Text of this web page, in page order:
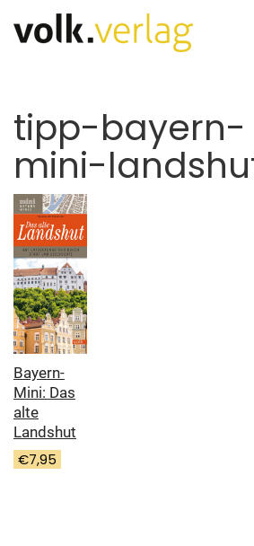
tipp-bayern-
mini-
Bayern-
Mini: Das
alte
Landshut
€7,95